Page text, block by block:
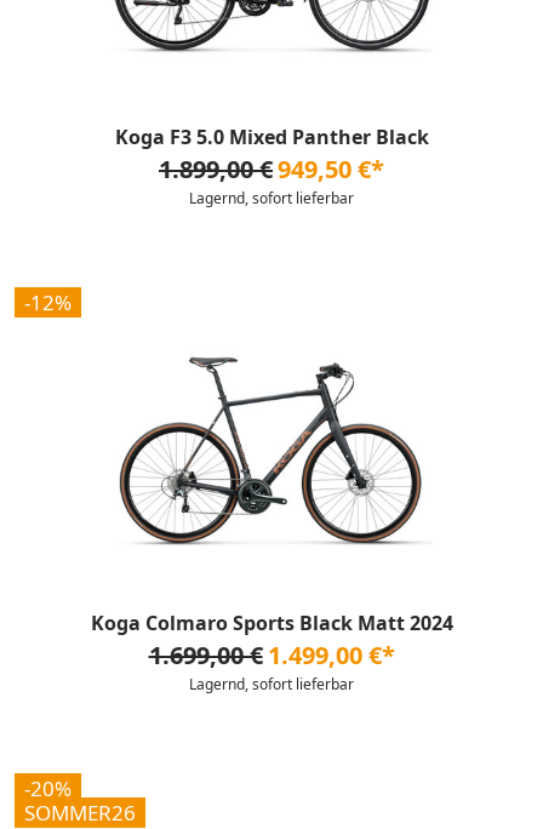
Koga F3 5.0 Mixed Panther Black
1.899,00 €949,50 €*
Lagernd, sofort lieferbar
-12%
Koga Colmaro Sports Black Matt 2024
1.699,00 € 1.499,00 €*
Lagernd, sofort lieferbar
-20%
SOMMER26